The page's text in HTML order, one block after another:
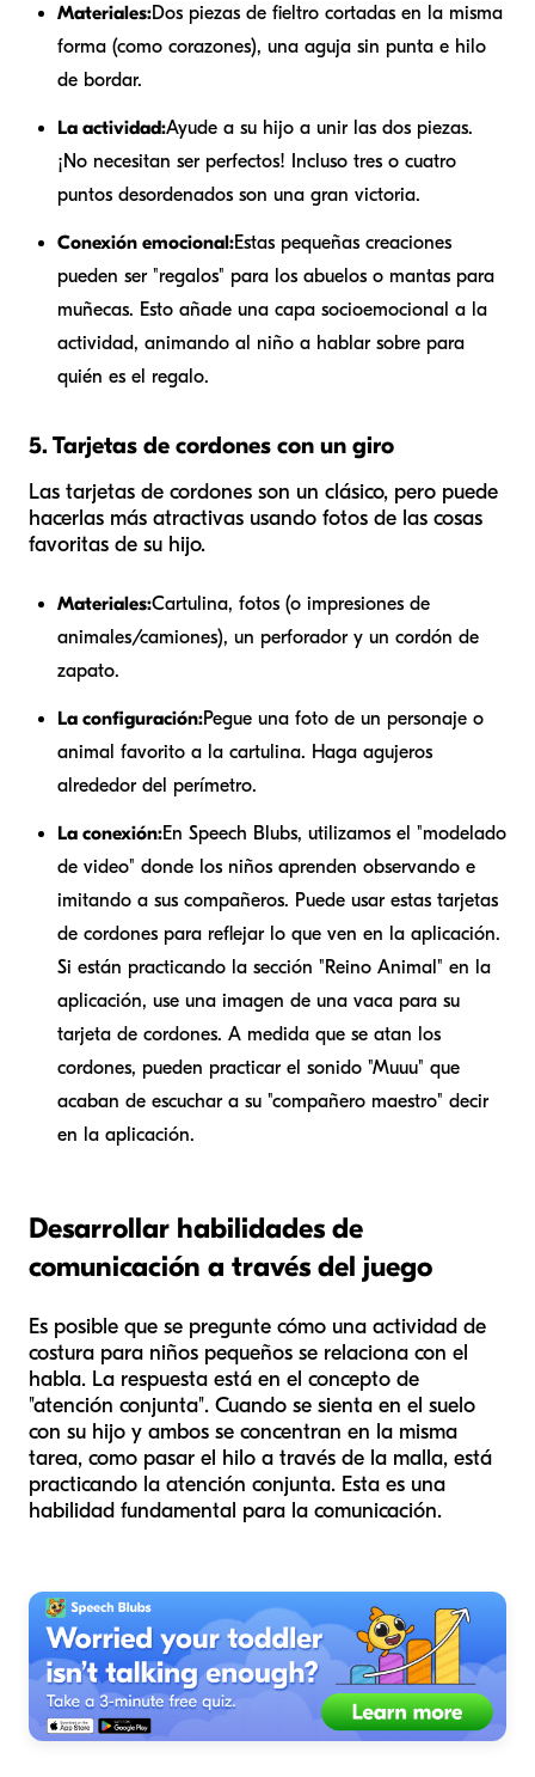
Materiales:Dos piezas de fieltro cortadas en la misma
forma (como corazones), una aguja sin punta e hilo
de bordar.
La actividad:Ayude a su hijo a unir las dos piezas.
¡No necesitan ser perfectos! Incluso tres o cuatro
puntos desordenados son una gran victoria.
Conexión emocional:Estas pequeñas creaciones
pueden ser "regalos" para los abuelos o mantas para
muñecas. Esto añade una capa socioemocional a la
actividad, animando al niño a hablar sobre para
quién es el regalo.
5. Tarjetas de cordones con un giro
Las tarjetas de cordones son un clásico, pero puede
hacerlas más atractivas usando fotos de las cosas
favoritas de su hijo.
Materiales:Cartulina, fotos (o impresiones de
animales/camiones), un perforador y un cordón de
zapato.
La configuración:Pegue una foto de un personaje o
animal favorito a la cartulina. Haga agujeros
alrededor del perímetro.
La conexión:En Speech Blubs, utilizamos el "modelado
de video" donde los niños aprenden observando e
imitando a sus compañeros. Puede usar estas tarjetas
de cordones para reflejar lo que ven en la aplicación.
Si están practicando la sección "Reino Animal" en la
aplicación, use una imagen de una vaca para su
tarjeta de cordones. A medida que se atan los
cordones, pueden practicar el sonido "Muuu" que
acaban de escuchar a su "compañero maestro" decir
en la aplicación.
Desarrollar habilidades de
comunicación a través del juego
Es posible que se pregunte cómo una actividad de
costura para niños pequeños se relaciona con el
habla. La respuesta está en el concepto de
"atención conjunta". Cuando se sienta en el suelo
con su hijo y ambos se concentran en la misma
tarea, como pasar el hilo a través de la malla, está
practicando la atención conjunta. Esta es una
habilidad fundamental para la comunicación.